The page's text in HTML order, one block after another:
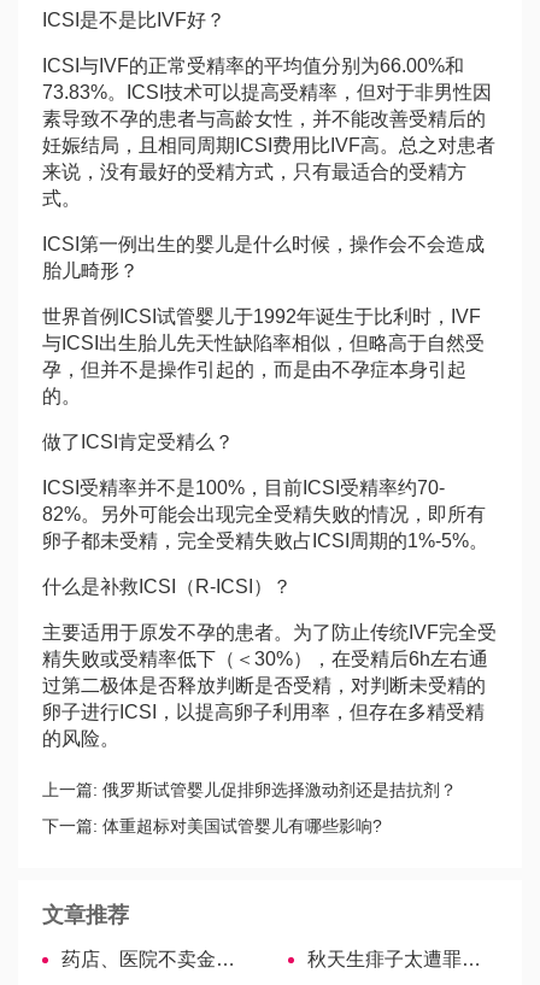
ICSI是不是比IVF好？
ICSI与IVF的正常受精率的平均值分别为66.00%和
73.83%。ICSI技术可以提高受精率，但对于非男性因
素导致不孕的患者与高龄女性，并不能改善受精后的
妊娠结局，且相同周期ICSI费用比IVF高。总之对患者
来说，没有最好的受精方式，只有最适合的受精方
式。
ICSI第一例出生的婴儿是什么时候，操作会不会造成
胎儿畸形？
世界首例ICSI试管婴儿于1992年诞生于比利时，IVF
与ICSI出生胎儿先天性缺陷率相似，但略高于自然受
孕，但并不是操作引起的，而是由不孕症本身引起
的。
做了ICSI肯定受精么？
ICSI受精率并不是100%，目前ICSI受精率约70-
82%。另外可能会出现完全受精失败的情况，即所有
卵子都未受精，完全受精失败占ICSI周期的1%-5%。
什么是补救ICSI（R-ICSI）？
主要适用于原发不孕的患者。为了防止传统IVF完全受
精失败或受精率低下（＜30%），在受精后6h左右通
过第二极体是否释放判断是否受精，对判断未受精的
卵子进行ICSI，以提高卵子利用率，但存在多精受精
的风险。
上一篇: 俄罗斯试管婴儿促排卵选择激动剂还是拮抗剂？
下一篇: 体重超标对美国试管婴儿有哪些影响?
文章推荐
药店、医院不卖金凤丸？禁用只是谣言 秋天生痱子太遭罪，煮中药、擦药膏让宝宝安心度秋